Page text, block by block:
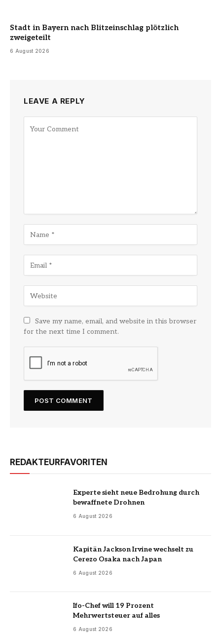
Stadt in Bayern nach Blitzeinschlag plötzlich
zweigeteilt
6 August 2026
LEAVE A REPLY
Save my name, email, and website in this browser
for the next time I comment.
REDAKTEURFAVORITEN
Experte sieht neue Bedrohung durch
bewaffnete Drohnen
6 August 2026
Kapitän Jackson Irvine wechselt zu
Cerezo Osaka nach Japan
6 August 2026
Ifo-Chef will 19 Prozent
Mehrwertsteuer auf alles
6 August 2026